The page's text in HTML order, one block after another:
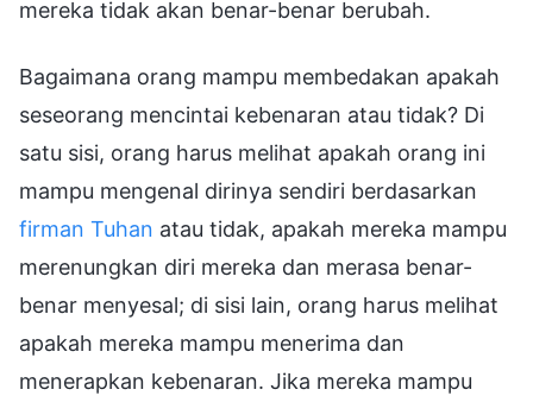
mereka tidak akan benar-benar berubah.
Bagaimana orang mampu membedakan apakah
seseorang mencintai kebenaran atau tidak? Di
satu sisi, orang harus melihat apakah orang ini
mampu mengenal dirinya sendiri berdasarkan
firman Tuhan atau tidak, apakah mereka mampu
merenungkan diri mereka dan merasa benar-
benar menyesal; di sisi lain, orang harus melihat
apakah mereka mampu menerima dan
menerapkan kebenaran. Jika mereka mampu